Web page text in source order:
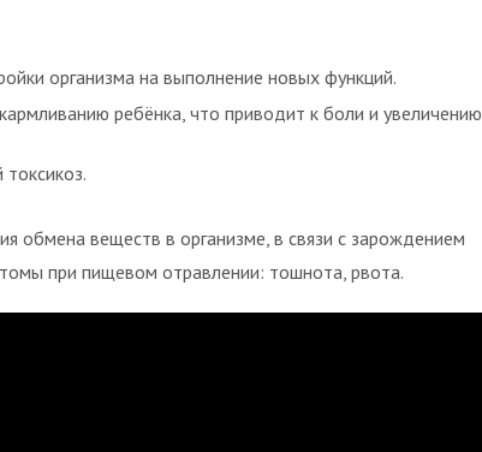
организма на выполнение новых функций.
ребёнка, что приводит к боли и увеличению
обмена веществ в организме, в связи с зарождением
при пищевом отравлении: тошнота, рвота.